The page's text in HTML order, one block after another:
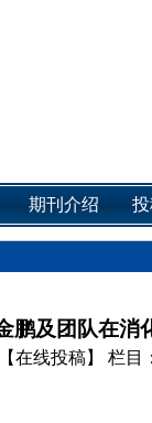
期刊介绍
鹏及团队在消
【在线投稿】 栏目：